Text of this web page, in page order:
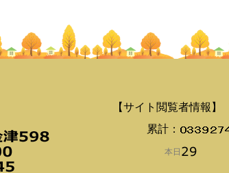
【サイト閲覧者情報】
累計：